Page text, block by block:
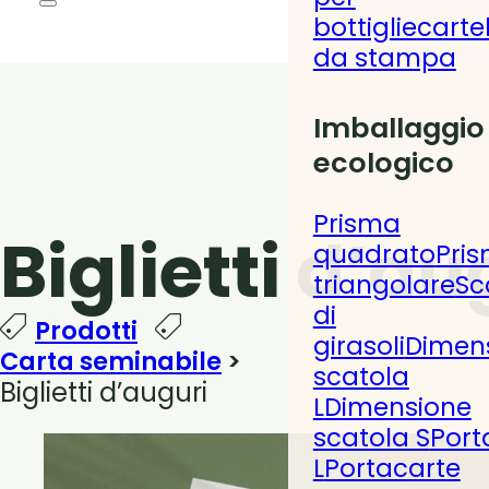
bottiglie
da stampa
Imballaggio
ecologico
Prisma
quadrato
triangolare
di
girasoli
scatola
LDimensione
scatola S
LPortacarte
Biglietti
Prodotti
Carta seminabile >
Biglietti d’auguri